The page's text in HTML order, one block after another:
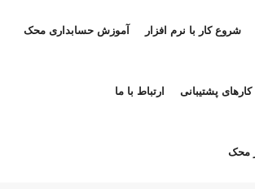
شروع کار با نرم افزار آموزش حسابداری محک
کارهای پشتیبانی ارتباط با ما
محک